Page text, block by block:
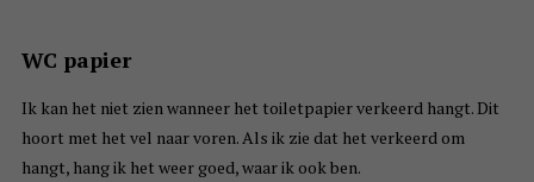
WC papier
Ik kan het niet zien wanneer het toiletpapier verkeerd hangt. Dit
hoort met het vel naar voren. Als ik zie dat het verkeerd om
hangt, hang ik het weer goed, waar ik ook ben.